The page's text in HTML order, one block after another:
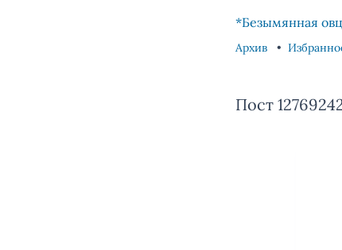
*Безымянная
Архив
Пост